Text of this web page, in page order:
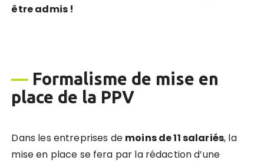
être admis !
— Formalisme de mise en
place de la PPV
Dans les entreprises de moins de 11 salariés, la
mise en place se fera par la rédaction d’une